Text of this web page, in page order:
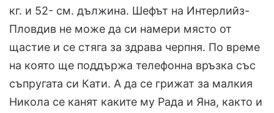
кг. и 52- см. дължина. Шефът на Интерлийз-
Пловдив не може да си намери място от
щастие и се стяга за здрава черпня. По време
на която ще поддържа телефонна връзка със
съпругата си Кати. А да се грижат за малкия
Никола се канят каките му Рада и Яна, както и